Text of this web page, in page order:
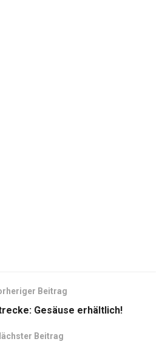
Beitrag
Gesäuse erhältlich!
Beitrag